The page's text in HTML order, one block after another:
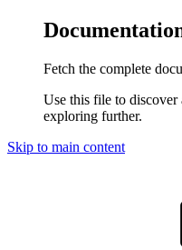
Fetch the complete
Use this file to discover
exploring further.
Skip to main content